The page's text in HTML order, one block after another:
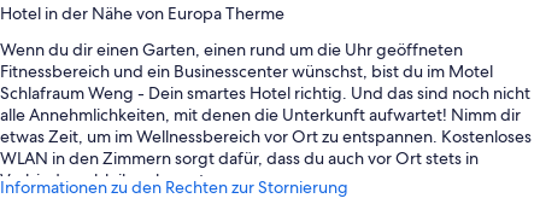
Hotel in der Nähe von Europa Therme
Wenn du dir einen Garten, einen rund um die Uhr geöffneten
Fitnessbereich und ein Businesscenter wünschst, bist du im Motel
Schlafraum Weng - Dein smartes Hotel richtig. Und das sind noch nicht
alle Annehmlichkeiten, mit denen die Unterkunft aufwartet! Nimm dir
etwas Zeit, um im Wellnessbereich vor Ort zu entspannen. Kostenloses
WLAN in den Zimmern sorgt dafür, dass du auch vor Ort stets in
Verbindung bleiben kannst.
Informationen zu den Rechten zur Stornierung